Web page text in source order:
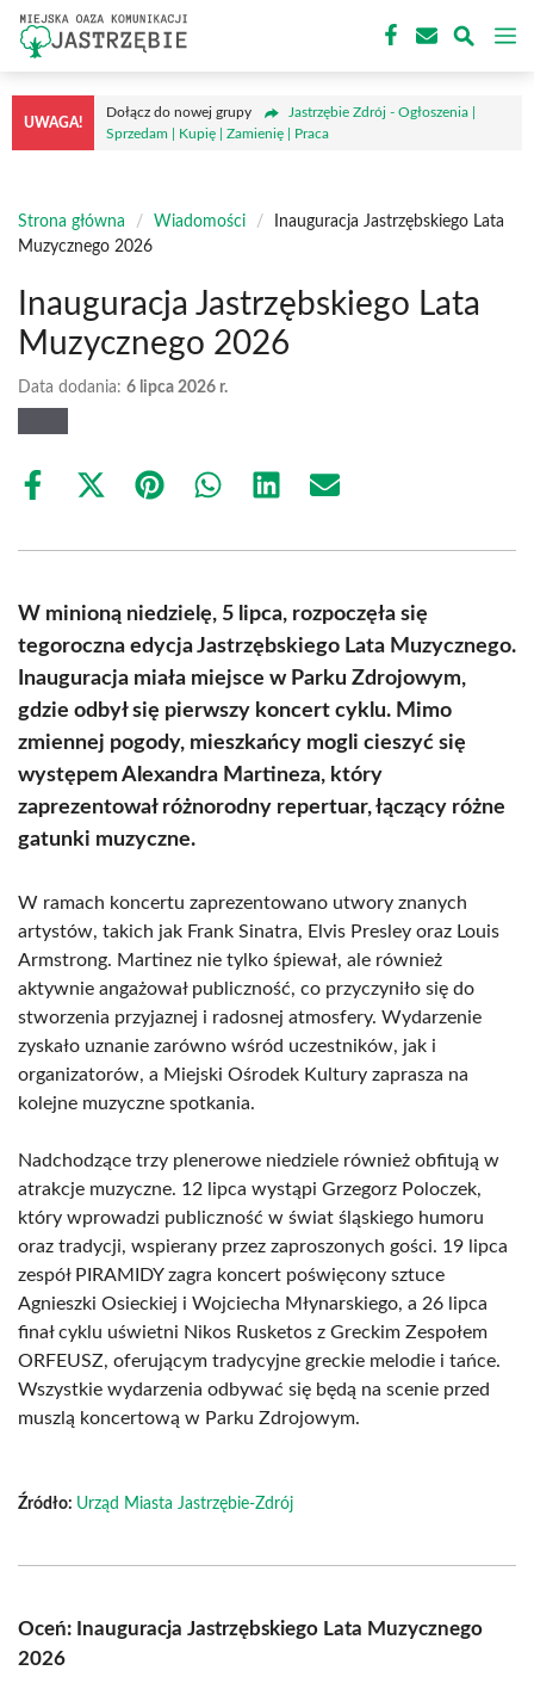
Przejdź
treści
UWAGA!
Dołącz do nowej grupy
Jastrzębie Zdrój - Ogłoszenia |
Sprzedam | Kupię | Zamienię | Praca
Strona główna / Wiadomości /
Inauguracja Jastrzębskiego Lata
Muzycznego 2026
Inauguracja Jastrzębskiego Lata
Muzycznego 2026
Data dodania: 6 lipca 2026 r.
Share
Share
(Twitter)
Share Share Share Share
W minioną niedzielę, 5 lipca, rozpoczęła się
tegoroczna edycja Jastrzębskiego Lata Muzycznego.
Inauguracja miała miejsce w Parku Zdrojowym,
gdzie odbył się pierwszy koncert cyklu. Mimo
zmiennej pogody, mieszkańcy mogli cieszyć się
występem Alexandra Martineza, który
zaprezentował różnorodny repertuar, łączący różne
gatunki muzyczne.
W ramach koncertu zaprezentowano utwory znanych
artystów, takich jak Frank Sinatra, Elvis Presley oraz Louis
Armstrong. Martinez nie tylko śpiewał, ale również
aktywnie angażował publiczność, co przyczyniło się do
stworzenia przyjaznej i radosnej atmosfery. Wydarzenie
zyskało uznanie zarówno wśród uczestników, jak i
organizatorów, a Miejski Ośrodek Kultury zaprasza na
kolejne muzyczne spotkania.
Nadchodzące trzy plenerowe niedziele również obfitują w
atrakcje muzyczne. 12 lipca wystąpi Grzegorz Poloczek,
który wprowadzi publiczność w świat śląskiego humoru
oraz tradycji, wspierany przez zaproszonych gości. 19 lipca
zespół PIRAMIDY zagra koncert poświęcony sztuce
Agnieszki Osieckiej i Wojciecha Młynarskiego, a 26 lipca
finał cyklu uświetni Nikos Rusketos z Greckim Zespołem
ORFEUSZ, oferującym tradycyjne greckie melodie i tańce.
Wszystkie wydarzenia odbywać się będą na scenie przed
muszlą koncertową w Parku Zdrojowym.
Źródło: Urząd Miasta Jastrzębie-Zdrój
Oceń: Inauguracja Jastrzębskiego Lata Muzycznego
2026